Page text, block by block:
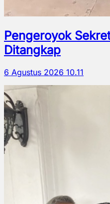
Pengeroyok
Ditangkap
6 Agustus 2026 10.11